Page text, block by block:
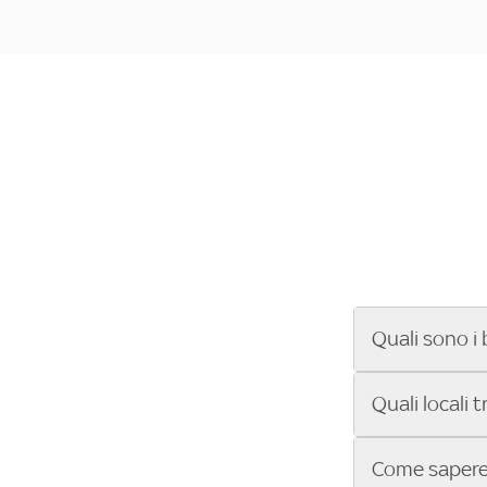
Quali sono i
Se cerchi un
ENILIVE, la
Sky Bar ti
Quali locali
Vuoi sapere
Come